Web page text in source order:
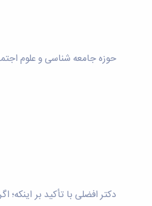
حوزه جامعه شناسی و علوم
دکتر افضلی با تأکید بر